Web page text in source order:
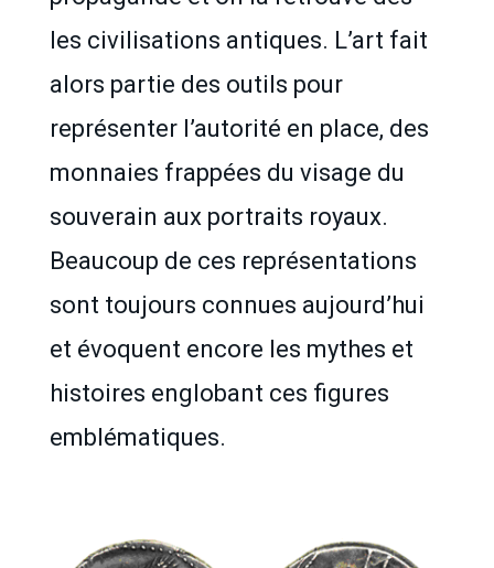
les civilisations antiques. L’art fait
alors partie des outils pour
représenter l’autorité en place, des
monnaies frappées du visage du
souverain aux portraits royaux.
Beaucoup de ces représentations
sont toujours connues aujourd’hui
et évoquent encore les mythes et
histoires englobant ces figures
emblématiques.